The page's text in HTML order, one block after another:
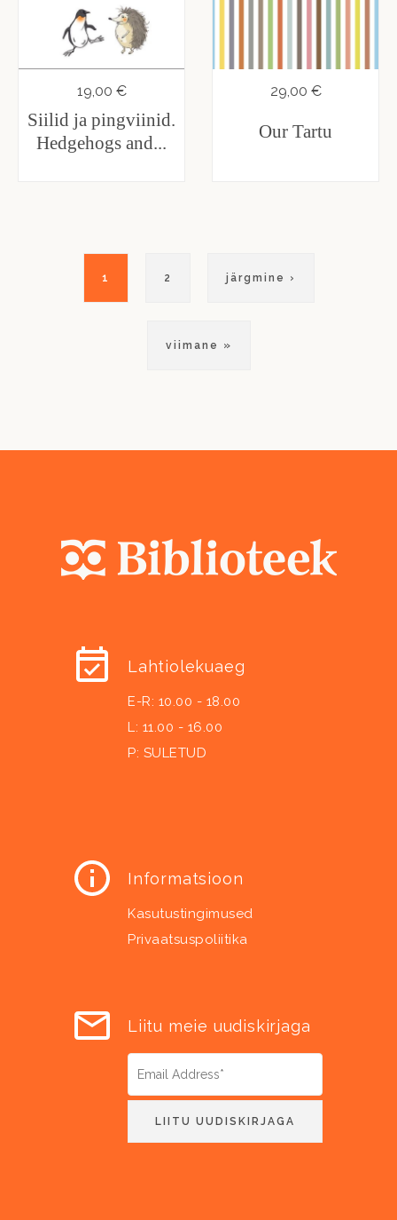
19,00 €
Siilid ja pingviinid.
Hedgehogs and...
29,00 €
Our Tartu
Eesolev
1 Lehekülg
2
Järgmine
järgmine ›
Viimane
viimane »
Lahtiolekuaeg
E-R: 10.00 - 18.00
L: 11.00 - 16.00
P: SULETUD
Informatsioon
Kasutustingimused
Privaatsuspoliitika
Liitu meie uudiskirjaga